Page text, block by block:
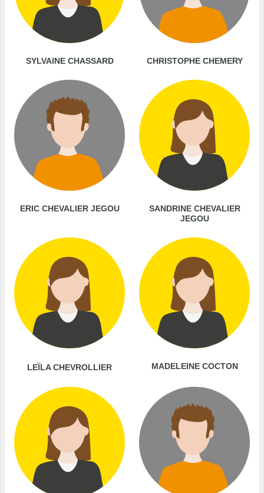
SYLVAINE CHASSARD CHRISTOPHE CHEMERY
ERIC CHEVALIER JEGOU
SANDRINE CHEVALIER
JEGOU
LEÏLA CHEVROLLIER MADELEINE COCTON